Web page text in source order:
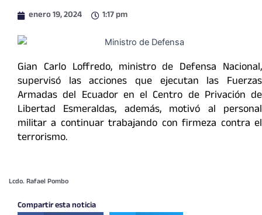
enero 19, 2024 1:17 pm
Gian Carlo Loffredo, ministro de Defensa Nacional,
supervisó las acciones que ejecutan las Fuerzas
Armadas del Ecuador en el Centro de Privación de
Libertad Esmeraldas, además, motivó al personal
militar a continuar trabajando con firmeza contra el
terrorismo.
Lcdo. Rafael Pombo
Compartir esta noticia